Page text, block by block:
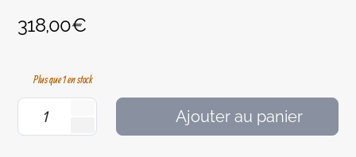
318,00€
Plus que 1 en stock
Ajouter au panier